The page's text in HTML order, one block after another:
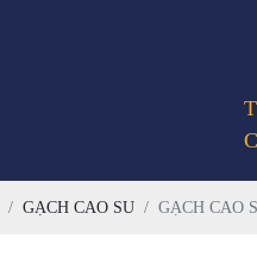
GẠCH CAO SU GẠCH CAO